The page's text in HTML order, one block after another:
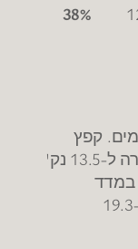
38%
קפץ
מ-9.7 נקודות למשחק בעונה הסדירה ל-13.5 נק'
וקפץ במדד
המשוקלל מ-13.5 במהלך העונה ל-19.3